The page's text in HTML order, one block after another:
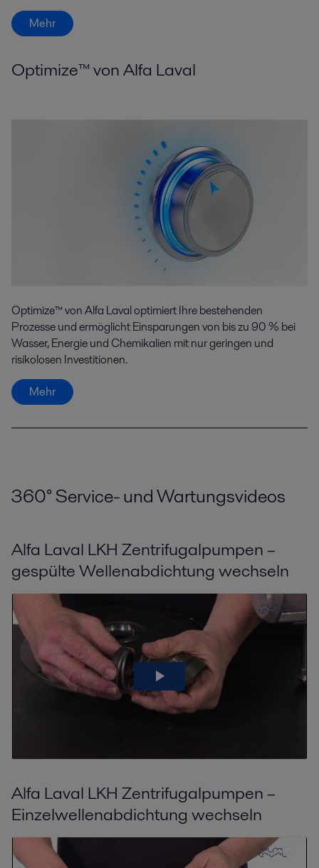
Mehr
Optimize™ von Alfa Laval
Optimize™ von Alfa Laval optimiert Ihre bestehenden
Prozesse und ermöglicht Einsparungen von bis zu 90 % bei
Wasser, Energie und Chemikalien mit nur geringen und
risikolosen Investitionen.
Mehr
360°Service- und Wartungsvideos
Alfa Laval LKH Zentrifugalpumpen –
gespülte Wellenabdichtung wechseln
Alfa Laval LKH Zentrifugalpumpen –
Einzelwellenabdichtung wechseln